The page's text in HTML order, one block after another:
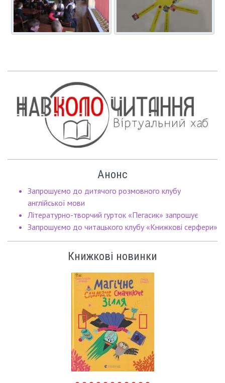
Анонс
Запрошуємо до дитячого розмовного клубу
англійської мови
Літературно-творчий гурток «Пегасик» запрошує
Запрошуємо до читацького клубу «Книжкові серфери»
Книжкові новинки